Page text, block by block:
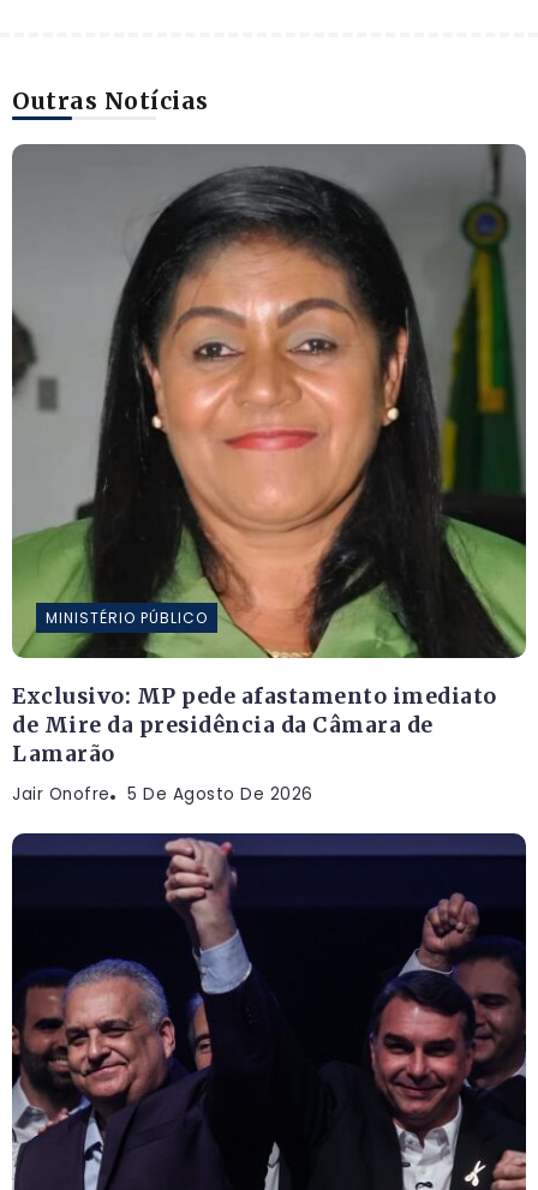
Outras Notícias
MINISTÉRIO PÚBLICO
Exclusivo: MP pede afastamento imediato
de Mire da presidência da Câmara de
Lamarão
Jair Onofre 5 De Agosto De 2026